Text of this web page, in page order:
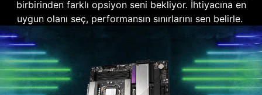
birbirinden farklı opsiyon seni bekliyor. İhtiyacına en
uygun olanı seç, performansın sınırlarını sen belirle.